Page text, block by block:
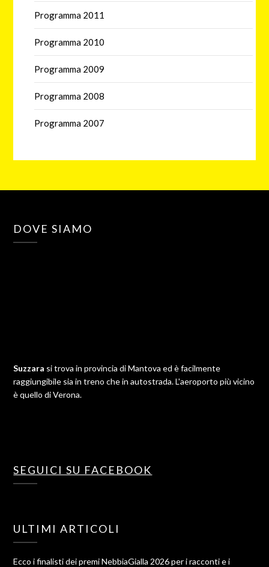
Programma 2011
Programma 2010
Programma 2009
Programma 2008
Programma 2007
DOVE SIAMO
Suzzara si trova in provincia di Mantova ed è facilmente
raggiungibile sia in treno che in autostrada. L'aeroporto più vicino
è quello di Verona.
SEGUICI SU FACEBOOK
ULTIMI ARTICOLI
Ecco i finalisti dei premi NebbiaGialla 2026 per i racconti e i